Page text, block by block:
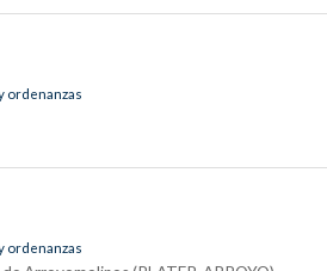
ordenanzas
ordenanzas